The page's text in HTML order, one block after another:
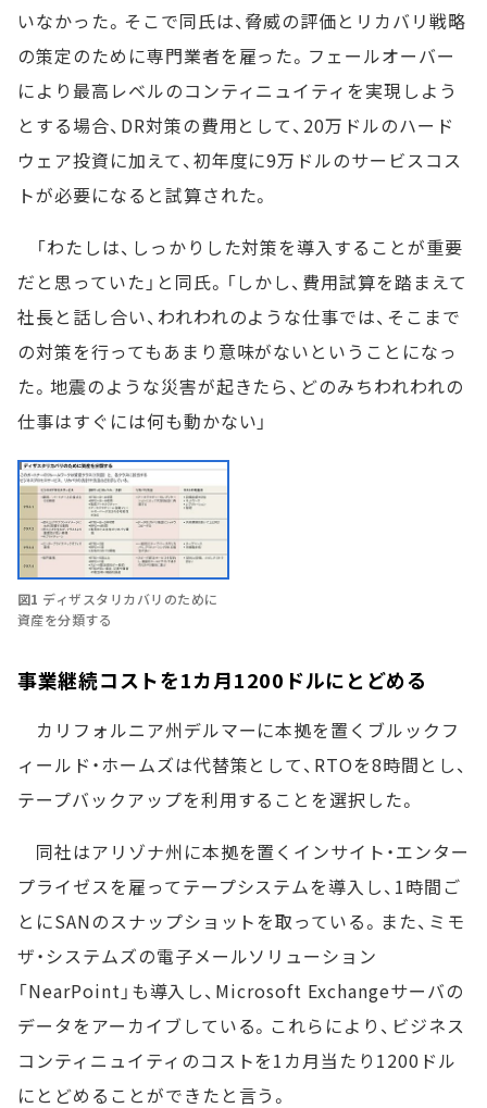
いなかった。そこで同氏は、脅威の評価とリカバリ戦略
の策定のために専門業者を雇った。フェールオーバー
により最高レベルのコンティニュイティを実現しよう
とする場合、DR対策の費用として、20万ドルのハード
ウェア投資に加えて、初年度に9万ドルのサービスコス
トが必要になると試算された。
「わたしは、しっかりした対策を導入することが重要
だと思っていた」と同氏。「しかし、費用試算を踏まえて
社長と話し合い、われわれのような仕事では、そこまで
の対策を行ってもあまり意味がないということになっ
た。地震のような災害が起きたら、どのみちわれわれの
仕事はすぐには何も動かない」
図1 ディザスタリカバリのために
資産を分類する
事業継続コストを1カ月1200ドルにとどめる
カリフォルニア州デルマーに本拠を置くブルックフ
ィールド・ホームズは代替策として、RTOを8時間とし、
テープバックアップを利用することを選択した。
同社はアリゾナ州に本拠を置くインサイト・エンター
プライゼスを雇ってテープシステムを導入し、1時間ご
とにSANのスナップショットを取っている。また、ミモ
ザ・システムズの電子メールソリューション
「NearPoint」も導入し、Microsoft Exchangeサーバの
データをアーカイブしている。これらにより、ビジネス
コンティニュイティのコストを1カ月当たり1200ドル
にとどめることができたと言う。